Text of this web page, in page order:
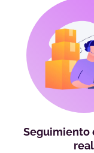
Seguimiento
real